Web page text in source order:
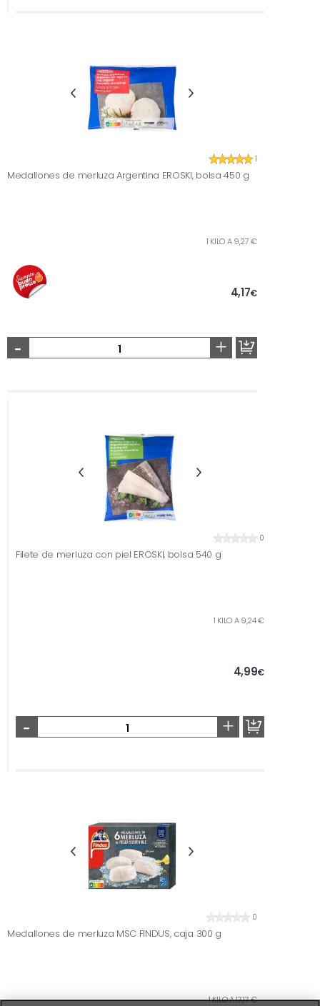
1
Medallones de merluza Argentina EROSKI, bolsa 450 g
1 KILO A 9,27 €
4,17€
- +
0
Filete de merluza con piel EROSKI, bolsa 540 g
1 KILO A 9,24 €
4,99€
- +
0
Medallones de merluza MSC FINDUS, caja 300 g
1 KILO A 17,17 €